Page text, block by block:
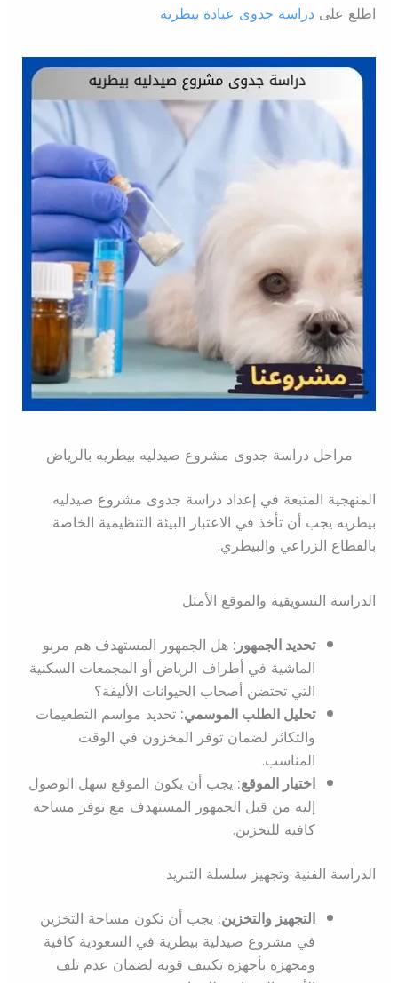
اطلع على دراسة جدوى عيادة بيطرية
مراحل دراسة جدوى مشروع صيدليه بيطريه بالرياض
المنهجية المتبعة في إعداد دراسة جدوى مشروع صيدليه
بيطريه يجب أن تأخذ في الاعتبار البيئة التنظيمية الخاصة
بالقطاع الزراعي والبيطري:
الدراسة التسويقية والموقع الأمثل
تحديد الجمهور:هل الجمهور المستهدف هم مربو
الماشية في أطراف الرياض أو المجمعات السكنية
التي تحتضن أصحاب الحيوانات الأليفة؟
تحليل الطلب الموسمي:تحديد مواسم التطعيمات
والتكاثر لضمان توفر المخزون في الوقت
المناسب.
اختيار الموقع:يجب أن يكون الموقع سهل الوصول
إليه من قبل الجمهور المستهدف مع توفر مساحة
كافية للتخزين.
الدراسة الفنية وتجهيز سلسلة التبريد
التجهيز والتخزين:يجب أن تكون مساحة التخزين
في مشروع صيدلية بيطرية في السعودية كافية
ومجهزة بأجهزة تكييف قوية لضمان عدم تلف